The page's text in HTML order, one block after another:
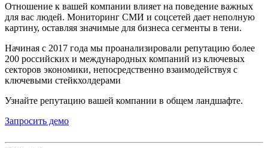
Отношение к вашей компании влияет на поведение важных
для вас людей. Мониторинг СМИ и соцсетей дает неполную
картину, оставляя значимые для бизнеса сегменты в тени.
Начиная с 2017 года мы проанализировали репутацию более
200 российских и международных компаний из ключевых
секторов экономики, непосредственно взаимодействуя с
ключевыми стейкхолдерами
Узнайте репутацию вашей компании в общем ландшафте.
Запросить демо